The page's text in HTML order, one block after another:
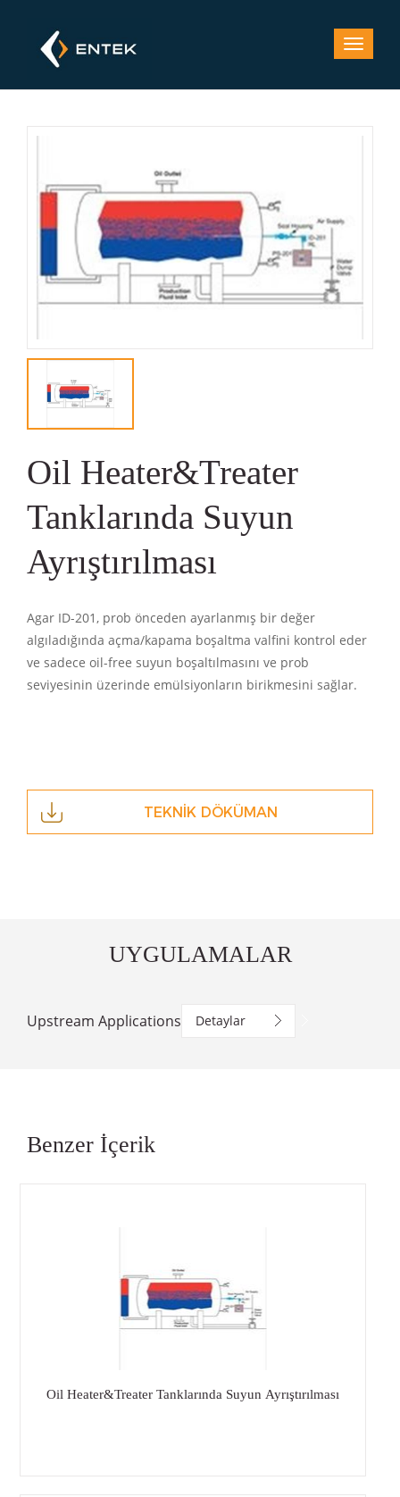
Oil Heater&Treater
Tanklarında Suyun
Ayrıştırılması
Agar ID-201, prob önceden ayarlanmış bir değer
algıladığında açma/kapama boşaltma valfini kontrol eder
ve sadece oil-free suyun boşaltılmasını ve prob
seviyesinin üzerinde emülsiyonların birikmesini sağlar.
TEKNİK DÖKÜMAN
UYGULAMALAR
Upstream Applications Detaylar
Benzer İçerik
Oil Heater&Treater Tanklarında Suyun Ayrıştırılması